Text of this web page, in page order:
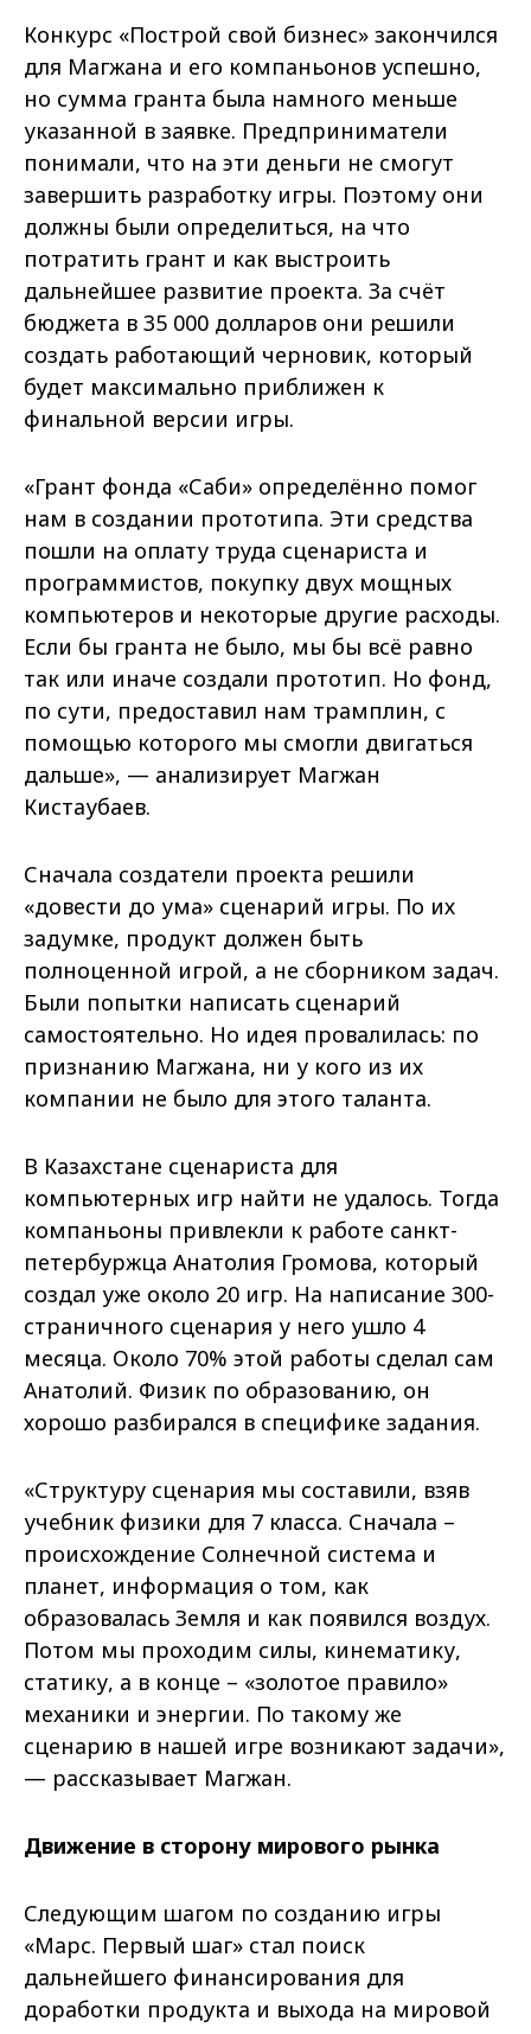
Конкурс «Построй свой бизнес» закончился
для Магжана и его компаньонов успешно,
но сумма гранта была намного меньше
указанной в заявке. Предприниматели
понимали, что на эти деньги не смогут
завершить разработку игры. Поэтому они
должны были определиться, на что
потратить грант и как выстроить
дальнейшее развитие проекта. За счёт
бюджета в 35 000 долларов они решили
создать работающий черновик, который
будет максимально приближен к
финальной версии игры.
«Грант фонда «Саби» определённо помог
нам в создании прототипа. Эти средства
пошли на оплату труда сценариста и
программистов, покупку двух мощных
компьютеров и некоторые другие расходы.
Если бы гранта не было, мы бы всё равно
так или иначе создали прототип. Но фонд,
по сути, предоставил нам трамплин, с
помощью которого мы смогли двигаться
дальше», — анализирует Магжан
Кистаубаев.
Сначала создатели проекта решили
«довести до ума» сценарий игры. По их
задумке, продукт должен быть
полноценной игрой, а не сборником задач.
Были попытки написать сценарий
самостоятельно. Но идея провалилась: по
признанию Магжана, ни у кого из их
компании не было для этого таланта.
В Казахстане сценариста для
компьютерных игр найти не удалось. Тогда
компаньоны привлекли к работе санкт-
петербуржца Анатолия Громова, который
создал уже около 20 игр. На написание 300-
страничного сценария у него ушло 4
месяца. Около 70% этой работы сделал сам
Анатолий. Физик по образованию, он
хорошо разбирался в специфике задания.
«Структуру сценария мы составили, взяв
учебник физики для 7 класса. Сначала –
происхождение Солнечной система и
планет, информация о том, как
образовалась Земля и как появился воздух.
Потом мы проходим силы, кинематику,
статику, а в конце – «золотое правило»
механики и энергии. По такому же
сценарию в нашей игре возникают задачи»,
— рассказывает Магжан.
Движение в сторону мирового рынка
Следующим шагом по созданию игры
«Марс. Первый шаг» стал поиск
дальнейшего финансирования для
доработки продукта и выхода на мировой